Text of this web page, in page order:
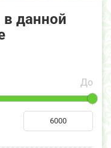
данной
До